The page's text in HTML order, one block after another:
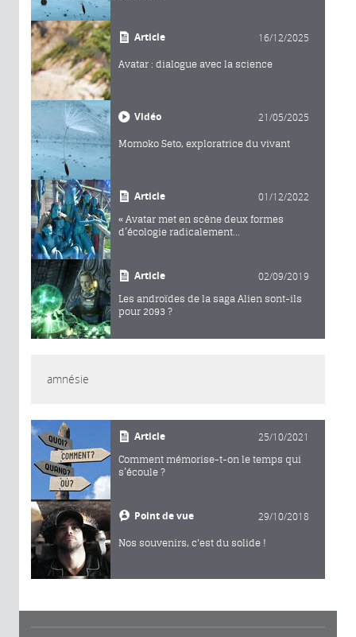
Article 16/12/2025
Avatar : dialogue avec la science
Vidéo 21/05/2025
Momoko Seto, exploratrice du vivant
Article 01/12/2022
« Avatar met en scène deux formes
d’écologie radicalement...
Article 02/09/2019
Les androïdes de la saga Alien sont-ils
pour 2093 ?
amnésie
Article 25/10/2021
Comment mémorise-t-on le temps qui
s’écoule ?
Point de vue 29/10/2018
Nos souvenirs, c'est du solide !